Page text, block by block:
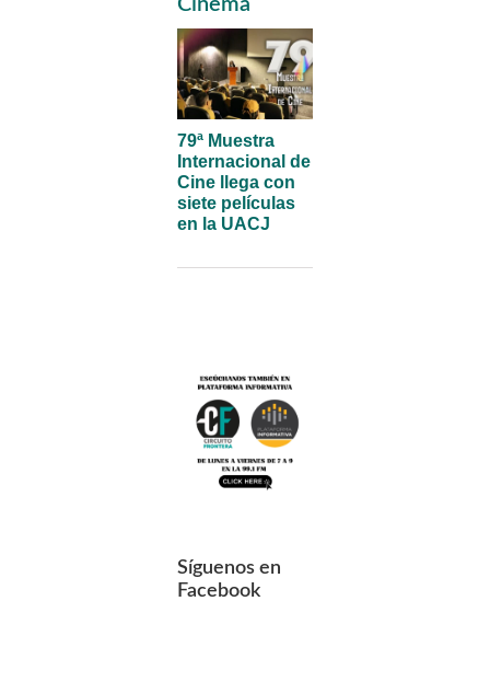
79ª Muestra
Internacional de
Cine llega con
siete películas
en la UACJ
Síguenos en
Facebook